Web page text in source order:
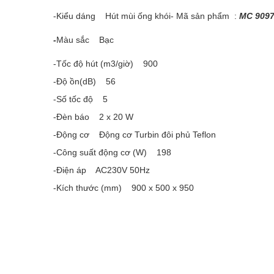
-Kiểu dáng Hút mùi ống khói- Mã sản phẩm : MC
-Màu sắc Bạc
-Tốc độ hút (m3/giờ) 900
-Độ ồn(dB) 56
-Số tốc độ 5
-Đèn báo 2 x 20 W
-Động cơ Động cơ Turbin đôi phủ Teflon
-Công suất động cơ (W) 198
-Điện áp AC230V 50Hz
-Kích thước (mm) 900 x 500 x 950